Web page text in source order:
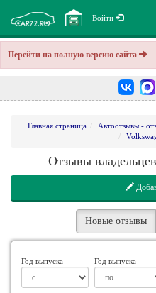
Перейти на полную версию сайта
Войти
Главная страница
Автоотзывы -
Отзывы
Новые отзывы
Год выпуска Год выпуска